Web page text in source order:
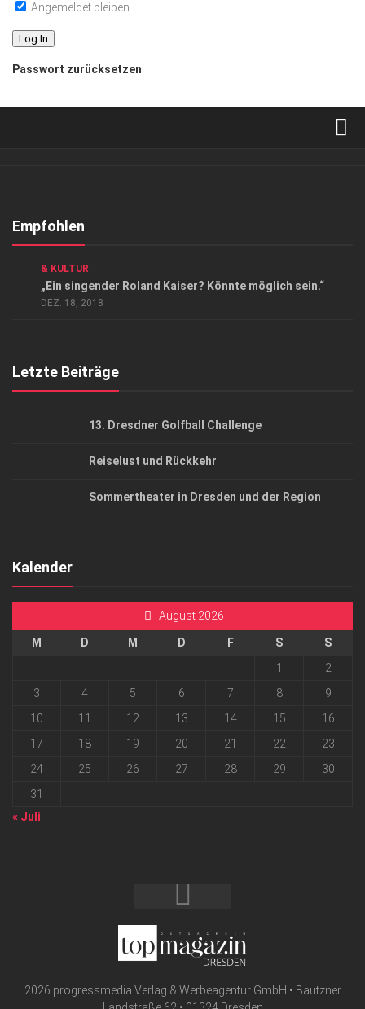
Angemeldet bleiben
Passwort zurücksetzen
Kontakt, Impressum
Empfohlen
& KULTUR
„Ein singender Roland Kaiser? Könnte möglich sein.“
DEZ. 18, 2018
Letzte Beiträge
13. Dresdner Golfball Challenge
Reiselust und Rückkehr
Sommertheater in Dresden und der Region
Kalender
August 2026
M D M D F S
S
1
2
3
4 5 6 7 8
9
10
11 12 13 14 15
16
17
18 19 20 21 22
23
24
25 26 27 28 29
30
31
« Juli
2026 progressmedia Verlag & Werbeagentur GmbH • Bautzner